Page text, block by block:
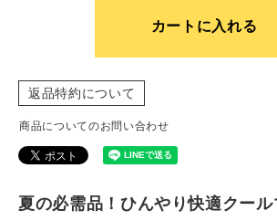
カートに入れる
返品特約について
商品についてのお問い合わせ
夏の必需品！ひんやり快適クール